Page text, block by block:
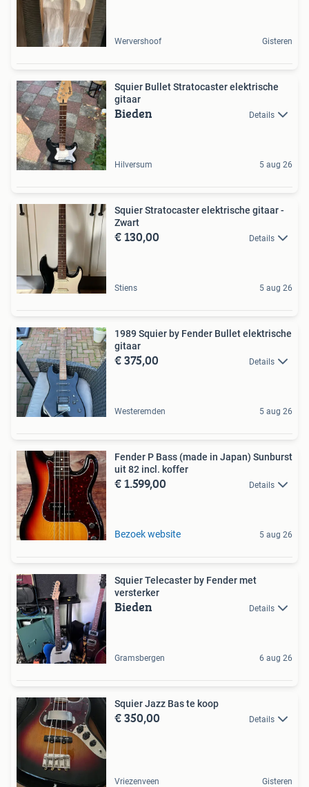
Wervershoof Gisteren
Squier Bullet Stratocaster elektrische
gitaar
Bieden Details
Hilversum 5 aug 26
Squier Stratocaster elektrische gitaar -
Zwart
€ 130,00 Details
Stiens 5 aug 26
1989 Squier by Fender Bullet elektrische
gitaar
€ 375,00 Details
Westeremden 5 aug 26
Fender P Bass (made in Japan) Sunburst
uit 82 incl. koffer
€ 1.599,00 Details
Bezoek website 5 aug 26
Squier Telecaster by Fender met
versterker
Bieden Details
Gramsbergen 6 aug 26
Squier Jazz Bas te koop
€ 350,00 Details
Vriezenveen Gisteren